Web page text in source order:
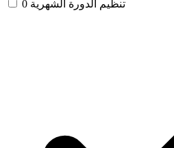
تنظيم الدورة الشهرية 0